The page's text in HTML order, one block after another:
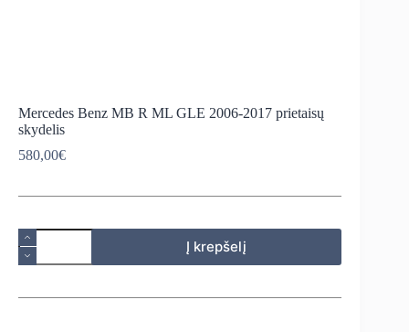
Mercedes Benz MB R ML GLE 2006-2017 prietaisų
skydelis
580,00€
produkto
kiekis:
Mercedes
MB
Į krepšelį